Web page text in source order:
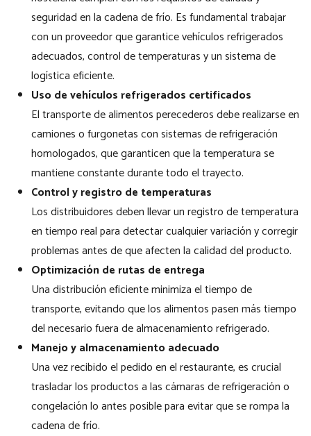
seguridad en la cadena de frío. Es fundamental trabajar
con un proveedor que garantice vehículos refrigerados
adecuados, control de temperaturas y un sistema de
logística eficiente.
Uso de vehículos refrigerados certificados
El transporte de alimentos perecederos debe realizarse en
camiones o furgonetas con sistemas de refrigeración
homologados, que garanticen que la temperatura se
mantiene constante durante todo el trayecto.
Control y registro de temperaturas
Los distribuidores deben llevar un registro de temperatura
en tiempo real para detectar cualquier variación y corregir
problemas antes de que afecten la calidad del producto.
Optimización de rutas de entrega
Una distribución eficiente minimiza el tiempo de
transporte, evitando que los alimentos pasen más tiempo
del necesario fuera de almacenamiento refrigerado.
Manejo y almacenamiento adecuado
Una vez recibido el pedido en el restaurante, es crucial
trasladar los productos a las cámaras de refrigeración o
congelación lo antes posible para evitar que se rompa la
cadena de frío.